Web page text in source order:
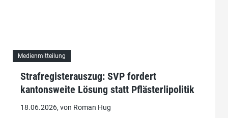
Medienmitteilung
Strafregisterauszug: SVP fordert
kantonsweite Lösung statt Pflästerlipolitik
18.06.2026, von Roman Hug